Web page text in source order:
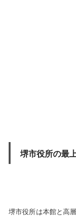
堺市役所の最
堺市役所は本館と高